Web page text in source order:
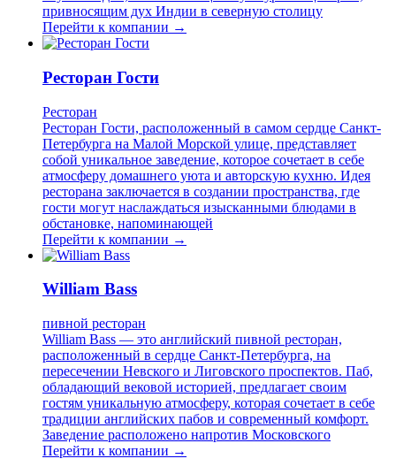
привносящим дух Индии в северную столицу
Перейти к компании →
Ресторан Гости
Ресторан
Ресторан Гости, расположенный в самом сердце Санкт-
Петербурга на Малой Морской улице, представляет
собой уникальное заведение, которое сочетает в себе
атмосферу домашнего уюта и авторскую кухню. Идея
ресторана заключается в создании пространства, где
гости могут наслаждаться изысканными блюдами в
обстановке, напоминающей
Перейти к компании →
William Bass
пивной ресторан
William Bass — это английский пивной ресторан,
расположенный в сердце Санкт-Петербурга, на
пересечении Невского и Лиговского проспектов. Паб,
обладающий вековой историей, предлагает своим
гостям уникальную атмосферу, которая сочетает в себе
традиции английских пабов и современный комфорт.
Заведение расположено напротив Московского
Перейти к компании →